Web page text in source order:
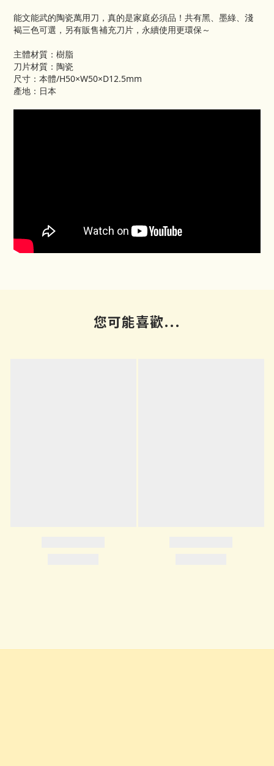
能文能武的陶瓷萬用刀，真的是家庭必須品！共有黑、墨綠、淺
褐三色可選，另有販售補充刀片，永續使用更環保～
主體材質：樹脂
刀片材質：陶瓷
尺寸：本體/H50×W50×D12.5mm
產地：日本
您可能喜歡...